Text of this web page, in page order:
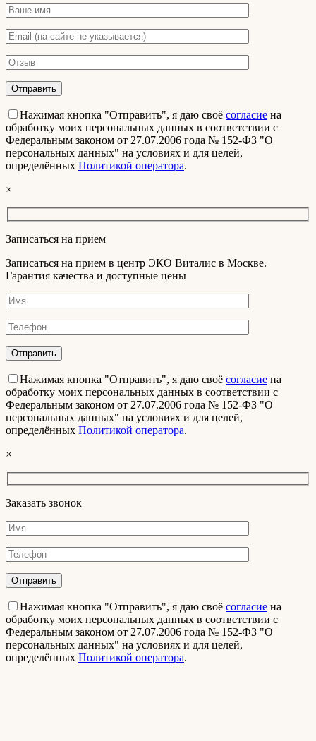
Нажимая кнопка "Отправить", я даю своё согласие на
обработку моих персональных данных в соответствии с
Федеральным законом от 27.07.2006 года № 152-ФЗ "О
персональных данных" на условиях и для целей,
определённых Политикой оператора.
×
Записаться на прием
Записаться на прием в центр ЭКО Виталис в Москве.
Гарантия качества и доступные цены
Нажимая кнопка "Отправить", я даю своё согласие на
обработку моих персональных данных в соответствии с
Федеральным законом от 27.07.2006 года № 152-ФЗ "О
персональных данных" на условиях и для целей,
определённых Политикой оператора.
×
Заказать звонок
Нажимая кнопка "Отправить", я даю своё согласие на
обработку моих персональных данных в соответствии с
Федеральным законом от 27.07.2006 года № 152-ФЗ "О
персональных данных" на условиях и для целей,
определённых Политикой оператора.